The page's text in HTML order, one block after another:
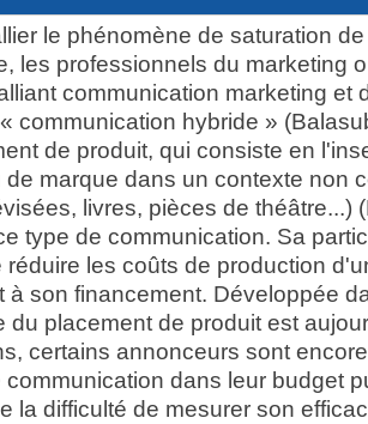
le phénomène de saturation
les professionnels du marketing
communication marketing et
communication hybride »
de produit, qui consiste en
de marque dans un contexte non
livres, pièces de théâtre...)
type de communication. Sa
réduire les coûts de production
à son financement. Développée
du placement de produit est
certains annonceurs sont
communication dans leur budget
la difficulté de mesurer son